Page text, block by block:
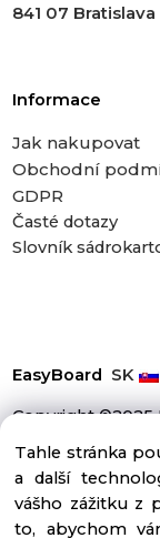
841 07
Informace
Jak nakupovat
Obchodní
GDPR
Časté dotazy
Slovník
EasyBoard SK
Copyright ©2025
Tahle stránka
a další
vášho zážitku z
to, abychom